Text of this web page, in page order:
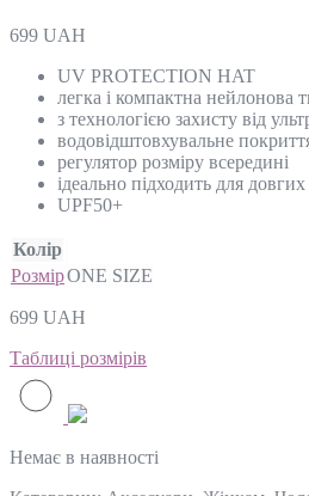
699 UAH
UV PROTECTION HAT
легка і компактна нейлонова
з технологією захисту від
водовідштовхувальне
регулятор розміру всередині
ідеально підходить для
UPF50+
Колір
РозмірONE SIZE
699 UAH
Таблиці розмірів
Немає в наявності